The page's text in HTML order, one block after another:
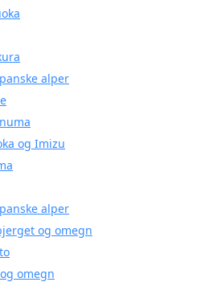
alper
og Imizu
alper
og omegn
omegn